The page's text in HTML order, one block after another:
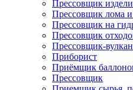
Прессовщик
Прессовщик лома и
Прессовщик на
Прессовщик
Прессовщик-
Приборист
Приёмщик
Прессовщик